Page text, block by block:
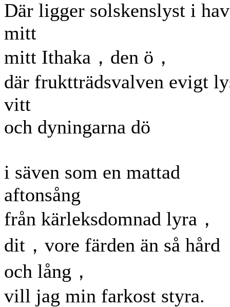
Där ligger solskenslyst i
mitt
mitt Ithaka，den ö，
där fruktträdsvalven evigt
vitt
och dyningarna dö
i säven som en mattad
aftonsång
från kärleksdomnad lyra，
dit，vore färden än så hård
och lång，
vill jag min farkost styra.